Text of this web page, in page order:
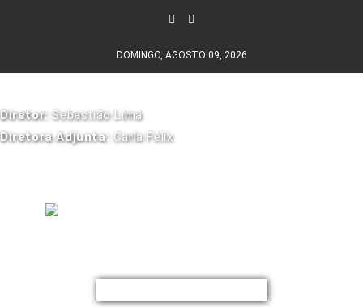
DOMINGO, AGOSTO 09, 2026
Diretor: Sebastião Lima
Diretora Adjunta: Carla Félix